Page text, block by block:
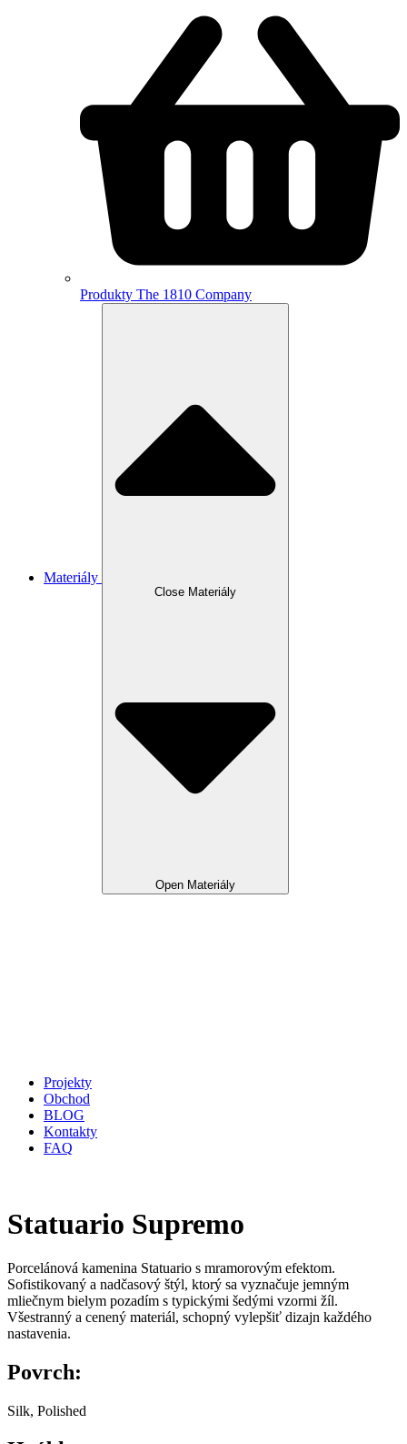
Produkty The 1810 Company
Materiály
Close Materiály
Open Materiály
Projekty
Obchod
BLOG
Kontakty
FAQ
Statuario Supremo
Porcelánová kamenina Statuario s mramorovým efektom.
Sofistikovaný a nadčasový štýl, ktorý sa vyznačuje jemným
mliečnym bielym pozadím s typickými šedými vzormi žíl.
Všestranný a cenený materiál, schopný vylepšiť dizajn každého
nastavenia.
Povrch:
Silk, Polished